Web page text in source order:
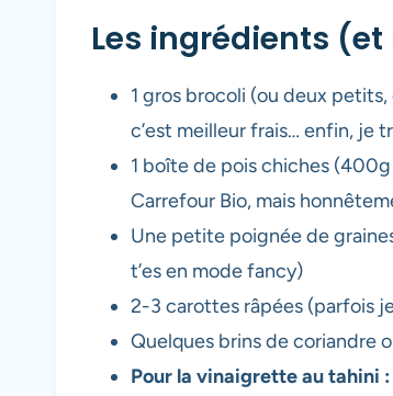
Les ingrédients
1 gros brocoli (ou deux
c’est meilleur frais… enfin, je
1 boîte de pois chiches
Carrefour Bio, mais
Une petite poignée de
t’es en mode fancy)
2-3 carottes râpées (parfois
Quelques brins de coriandre
Pour la vinaigrette au tahini :